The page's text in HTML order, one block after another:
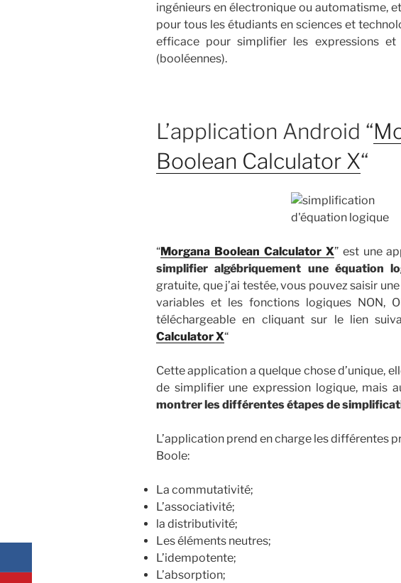
ingénieurs en électronique ou automatisme,
pour tous les étudiants en sciences et
efficace pour simplifier les expressions et
(booléennes).
L’application Android “
Boolean Calculator X“
“Morgana Boolean Calculator X” est une
simplifier algébriquement une équation
gratuite, que j’ai testée, vous pouvez saisir
variables et les fonctions logiques NON,
téléchargeable en cliquant sur le lien
Calculator X“
Cette application a quelque chose d’unique,
de simplifier une expression logique, mais
montrer les différentes étapes de
L’application prend en charge les différentes
Boole:
La commutativité;
L’associativité;
la distributivité;
Les éléments neutres;
L’idempotente;
L’absorption;